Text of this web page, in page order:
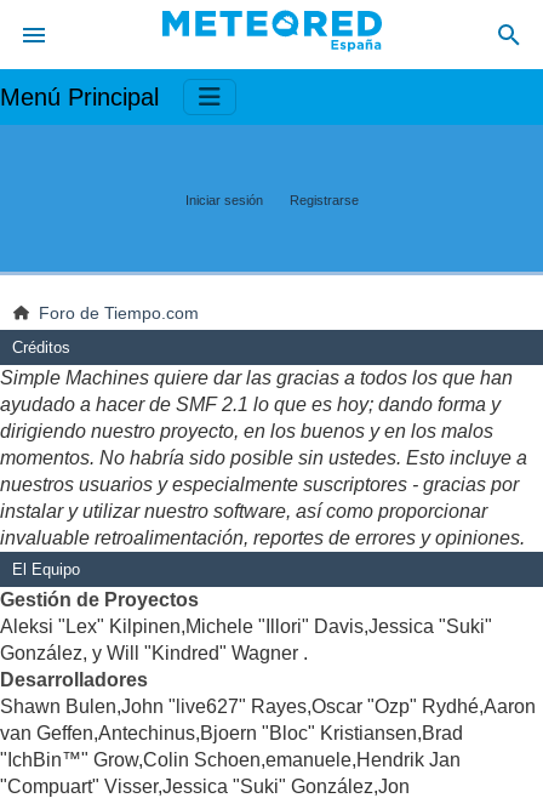
Menú Principal
Iniciar sesión Registrarse
Foro de Tiempo.com
Créditos
Simple Machines quiere dar las gracias a todos los que han
ayudado a hacer de SMF 2.1 lo que es hoy; dando forma y
dirigiendo nuestro proyecto, en los buenos y en los malos
momentos. No habría sido posible sin ustedes. Esto incluye a
nuestros usuarios y especialmente suscriptores - gracias por
instalar y utilizar nuestro software, así como proporcionar
invaluable retroalimentación, reportes de errores y opiniones.
El Equipo
Gestión de Proyectos
Aleksi "Lex" Kilpinen,Michele "Illori" Davis,Jessica "Suki"
González, y Will "Kindred" Wagner .
Desarrolladores
Shawn Bulen,John "live627" Rayes,Oscar "Ozp" Rydhé,Aaron
van Geffen,Antechinus,Bjoern "Bloc" Kristiansen,Brad
"IchBin™" Grow,Colin Schoen,emanuele,Hendrik Jan
"Compuart" Visser,Jessica "Suki" González,Jon